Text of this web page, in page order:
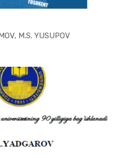
M.S. YUSUPОV
Makroiq...